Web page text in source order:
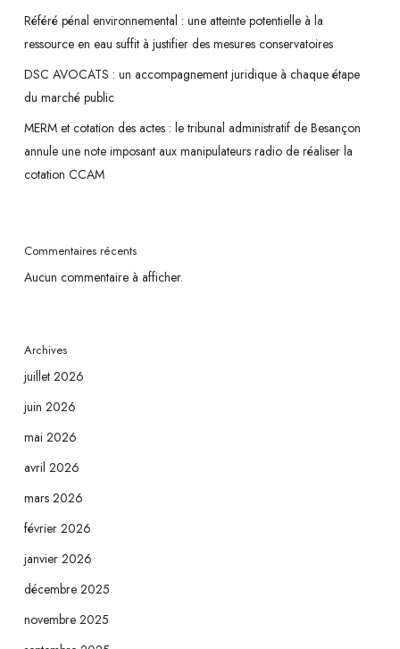
Référé pénal environnemental : une atteinte potentielle à la
ressource en eau suffit à justifier des mesures conservatoires
DSC AVOCATS : un accompagnement juridique à chaque étape
du marché public
MERM et cotation des actes : le tribunal administratif de Besançon
annule une note imposant aux manipulateurs radio de réaliser la
cotation CCAM
Commentaires récents
Aucun commentaire à afficher.
Archives
juillet 2026
juin 2026
mai 2026
avril 2026
mars 2026
février 2026
janvier 2026
décembre 2025
novembre 2025